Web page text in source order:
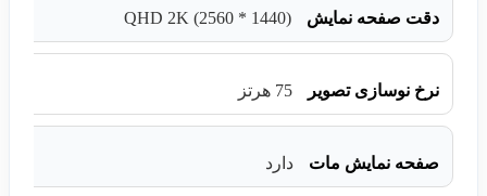
دقت صفحه نمایش (QHD 2K (2560 * 1440
نرخ نوسازی تصویر 75 هرتز
صفحه نمایش مات دارد